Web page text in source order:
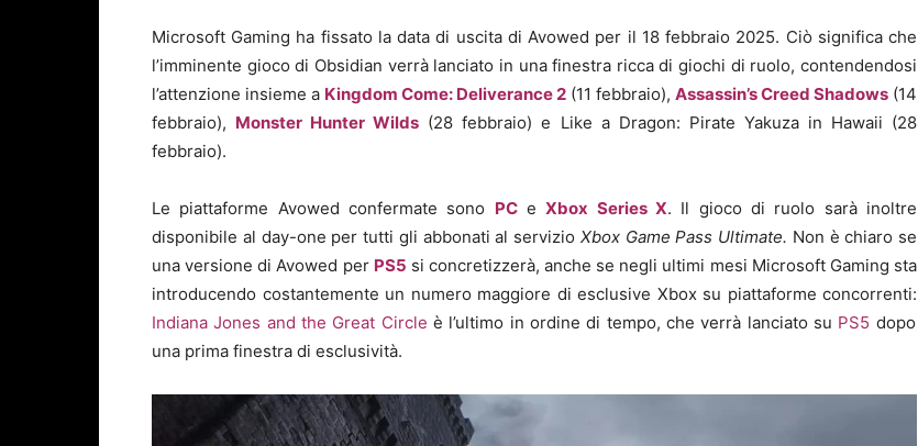
Microsoft Gaming ha fissato la data di uscita di Avowed per il 18 febbraio 2025. Ciò significa che
l’imminente gioco di Obsidian verrà lanciato in una finestra ricca di giochi di ruolo, contendendosi
l’attenzione insieme a Kingdom Come: Deliverance 2 (11 febbraio), Assassin’s Creed Shadows (14
febbraio), Monster Hunter Wilds (28 febbraio) e Like a Dragon: Pirate Yakuza in Hawaii (28
febbraio).
Le piattaforme Avowed confermate sono PCeXbox Series X. Il gioco di ruolo sarà inoltre
disponibile al day-one per tutti gli abbonati al servizio Xbox Game Pass Ultimate. Non è chiaro se
una versione di Avowed per PS5 si concretizzerà, anche se negli ultimi mesi Microsoft Gaming sta
introducendo costantemente un numero maggiore di esclusive Xbox su piattaforme concorrenti:
Indiana Jones and the Great Circle è l’ultimo in ordine di tempo, che verrà lanciato su PS5 dopo
una prima finestra di esclusività.